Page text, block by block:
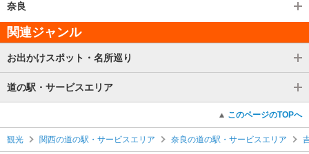
奈良
関連ジャンル
お出かけスポット・名所巡り
道の駅・サービスエリア
このページのTOPへ
観光 関西の道の駅・サービスエリア 奈良の道の駅・サービスエリア